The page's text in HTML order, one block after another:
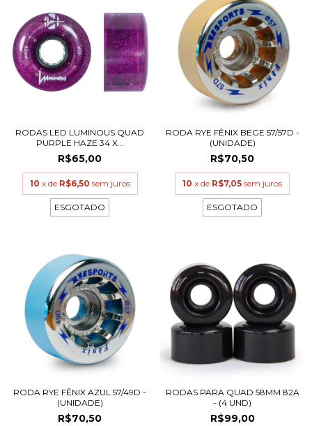
RODAS LED LUMINOUS QUAD
PURPLE HAZE 34 X...
R$65,00
10 x de R$6,50 sem juros
ESGOTADO
RODA RYE FÊNIX BEGE 57/57D -
(UNIDADE)
R$70,50
10 x de R$7,05 sem juros
ESGOTADO
RODA RYE FÊNIX AZUL 57/49D -
(UNIDADE)
R$70,50
RODAS PARA QUAD 58MM 82A
- (4 UND)
R$99,00